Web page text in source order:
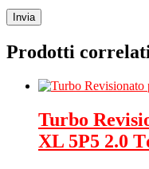
Prodotti
Turbo
XL 5P5 2.0